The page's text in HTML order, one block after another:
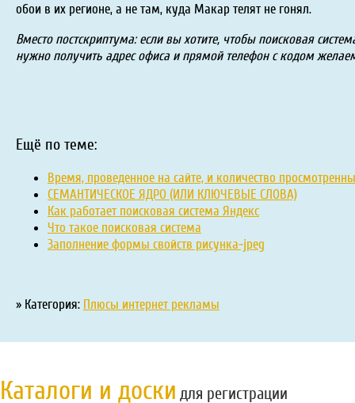
обои в их регионе, а не там, куда Макар телят не гонял.
Вместо постскриптума: если вы хотите, чтобы поисковая
нужно получить адрес офиса и прямой телефон с кодом
Ещё по теме:
Время, проведенное на сайте, и количество
СЕМАНТИЧЕСКОЕ ЯДРО (ИЛИ КЛЮЧЕВЫЕ СЛОВА)
Как работает поисковая система Яндекс
Что такое поисковая система
Заполнение формы свойств рисунка-jpeg
» Категория: Плюсы интернет рекламы
Каталоги и доски для регистрации